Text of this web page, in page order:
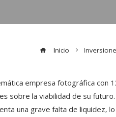
Inicio
empresa fotográfica con
sobre la viabilidad de su
una grave falta de liquidez,